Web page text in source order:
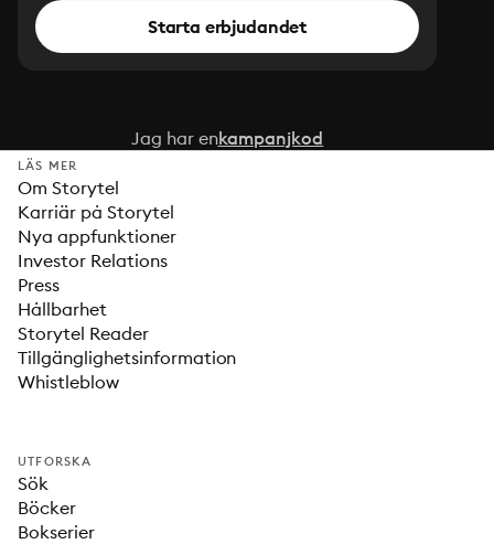
Starta erbjudandet
Jag har enkampanjkod
LÄS MER
Om Storytel
Karriär på Storytel
Nya appfunktioner
Investor Relations
Press
Hållbarhet
Storytel Reader
Tillgänglighetsinformation
Whistleblow
UTFORSKA
Sök
Böcker
Bokserier